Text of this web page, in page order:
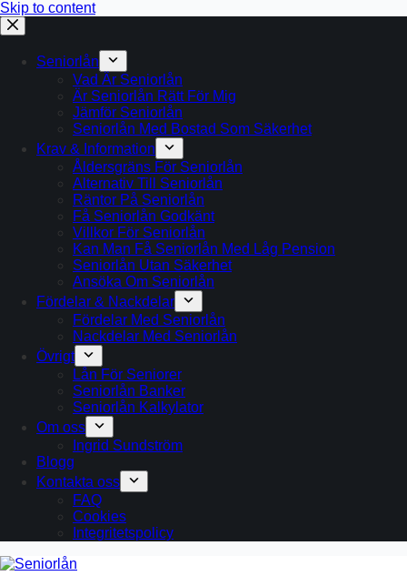
Skip to content
Seniorlån
Vad Är Seniorlån
Är Seniorlån Rätt För Mig
Jämför Seniorlån
Seniorlån Med Bostad Som Säkerhet
Krav & Information
Åldersgräns För Seniorlån
Alternativ Till Seniorlån
Räntor På Seniorlån
Få Seniorlån Godkänt
Villkor För Seniorlån
Kan Man Få Seniorlån Med Låg Pension
Seniorlån Utan Säkerhet
Ansöka Om Seniorlån
Fördelar & Nackdelar
Fördelar Med Seniorlån
Nackdelar Med Seniorlån
Övrigt
Lån För Seniorer
Seniorlån Banker
Seniorlån Kalkylator
Om oss
Ingrid Sundström
Blogg
Kontakta oss
FAQ
Cookies
Integritetspolicy